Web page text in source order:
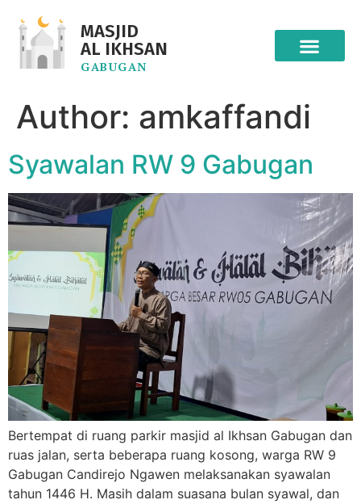
MASJID
AL IKHSAN
GABUGAN
Author: amkaffandi
Syawalan RW 9 Gabugan
Bertempat di ruang parkir masjid al Ikhsan Gabugan dan
ruas jalan, serta beberapa ruang kosong, warga RW 9
Gabugan Candirejo Ngawen melaksanakan syawalan
tahun 1446 H. Masih dalam suasana bulan syawal, dan